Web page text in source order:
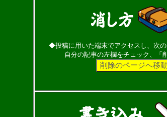
◆投稿に用いた端末でアクセスし、次の
自分の記事の左欄をチェック、「